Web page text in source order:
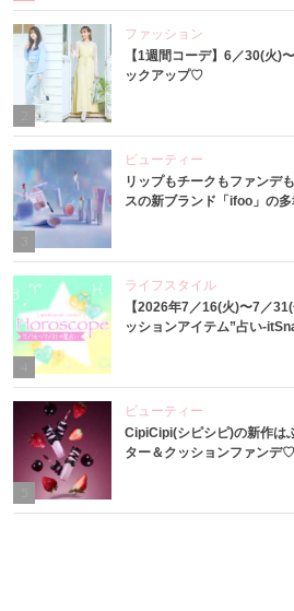
ファッション
【1週間コーデ】6／30(火)
ックアップ♡
3
ビューティー
リップもチークもファンデ
スの新ブランド「ifoo」の多
ライフスタイル
【2026年7／16(火)〜7／
ッションアイテム”占い-
ビューティー
CipiCipi(シピシピ)の新作は
ター＆クッションファンデ♡